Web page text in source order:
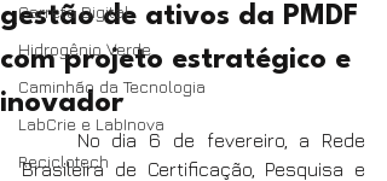
Carreta Digital
Hidrogênio Verde
Caminhão da Tecnologia
LabCrie e LabInova
Reciclotech
gestão de ativos da PMDF
com projeto estratégico e
inovador
No dia 6 de fevereiro, a Rede
Brasileira de Certificação, Pesquisa e